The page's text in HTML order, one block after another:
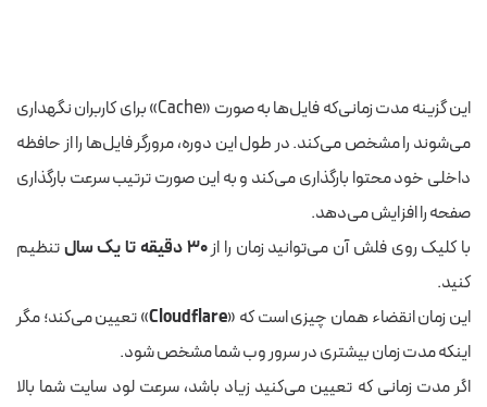
این گزینه مدت زمانی‌که فایل‌ها به صورت «Cache» برای کاربران نگهداری
می‌شوند را مشخص می‌کند. در طول این دوره، مرورگر فایل‌ها را از حافظه
داخلی خود محتوا بارگذاری می‌کند و به این صورت ترتیب سرعت بارگذاری
صفحه را افزایش می‌دهد.
با کلیک روی فلش آن می‌توانید زمان را از 30 دقیقه تا یک سال
تنظیم
کنید.
این زمان انقضاء همان چیزی است که «Cloudflare» تعیین می‌کند؛ مگر
اینکه مدت زمان بیشتری در سرور وب شما مشخص شود.
اگر مدت زمانی که تعیین می‌کنید زیاد باشد، سرعت لود سایت شما بالا